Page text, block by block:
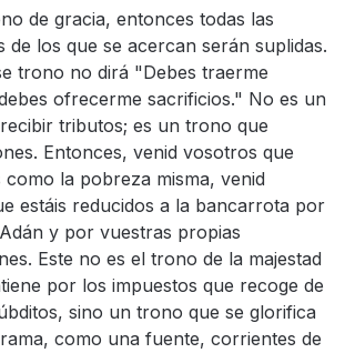
de gracia, entonces todas las
de los que se acercan serán suplidas.
trono no dirá "Debes traerme
ofrecerme sacrificios." No es un
tributos; es un trono que
Entonces, venid vosotros que
como la pobreza misma, venid
estáis reducidos a la bancarrota por
y por vuestras propias
Este no es el trono de la majestad
por los impuestos que recoge de
sino un trono que se glorifica
como una fuente, corrientes de